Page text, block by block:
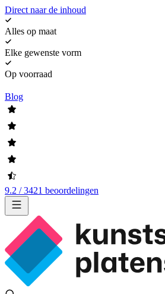
Direct naar de inhoud
Alles op maat
Elke gewenste vorm
Op voorraad
Blog
9.2 / 3421 beoordelingen